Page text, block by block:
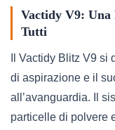
Vactidy V9: Una
Tutti
Il Vactidy Blitz V9
di aspirazione e il
all’avanguardia. Il
particelle di polvere